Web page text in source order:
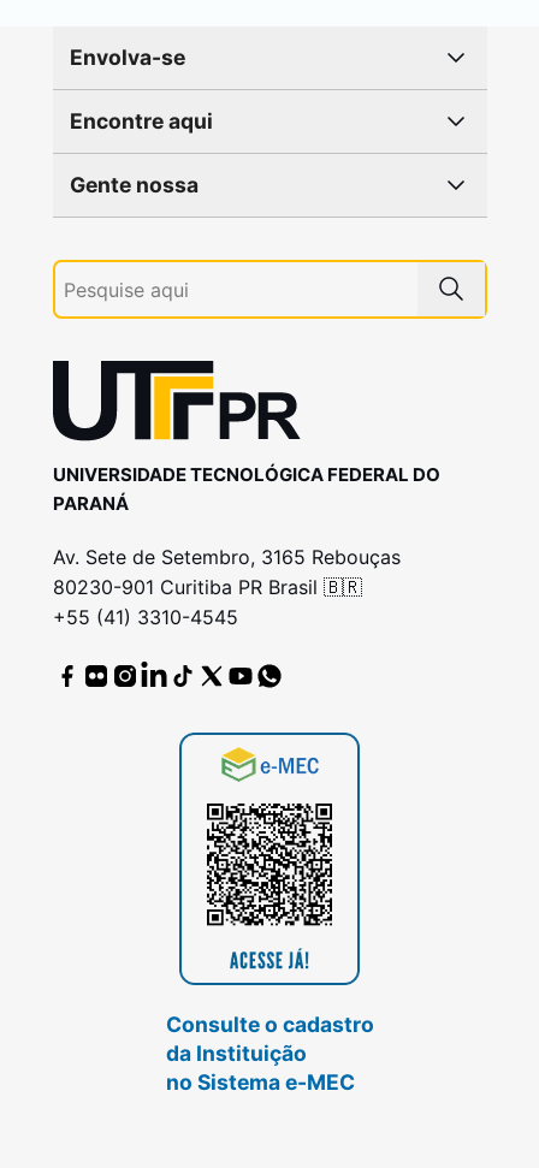
Envolva-se
Encontre aqui
Gente nossa
UNIVERSIDADE TECNOLÓGICA FEDERAL DO
PARANÁ
Av. Sete de Setembro, 3165 Rebouças
80230-901 Curitiba PR Brasil 🇧🇷
+55 (41) 3310-4545
Consulte o cadastro
da Instituição
no Sistema e-MEC